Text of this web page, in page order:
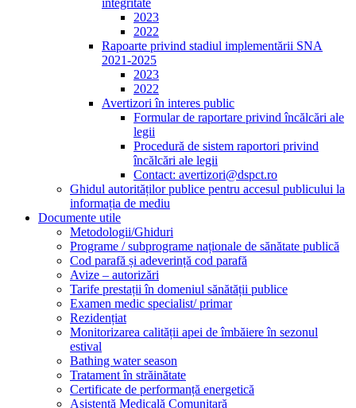
integritate
2023
2022
Rapoarte privind stadiul implementării SNA
2021-2025
2023
2022
Avertizori în interes public
Formular de raportare privind încălcări ale
legii
Procedură de sistem raportori privind
încălcări ale legii
Contact: avertizori@dspct.ro
Ghidul autorităților publice pentru accesul publicului la
informația de mediu
Documente utile
Metodologii/Ghiduri
Programe / subprograme naționale de sănătate publică
Cod parafă și adeverință cod parafă
Avize – autorizări
Tarife prestații în domeniul sănătății publice
Examen medic specialist/ primar
Rezidențiat
Monitorizarea calității apei de îmbăiere în sezonul
estival
Bathing water season
Tratament în străinătate
Certificate de performanță energetică
Asistență Medicală Comunitară